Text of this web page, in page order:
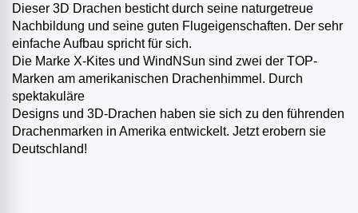
Dieser 3D Drachen besticht durch seine naturgetreue
Nachbildung und seine guten Flugeigenschaften. Der sehr
einfache Aufbau spricht für sich.
Die Marke X-Kites und WindNSun sind zwei der TOP-
Marken am amerikanischen Drachenhimmel. Durch
spektakuläre
Designs und 3D-Drachen haben sie sich zu den führenden
Drachenmarken in Amerika entwickelt. Jetzt erobern sie
Deutschland!